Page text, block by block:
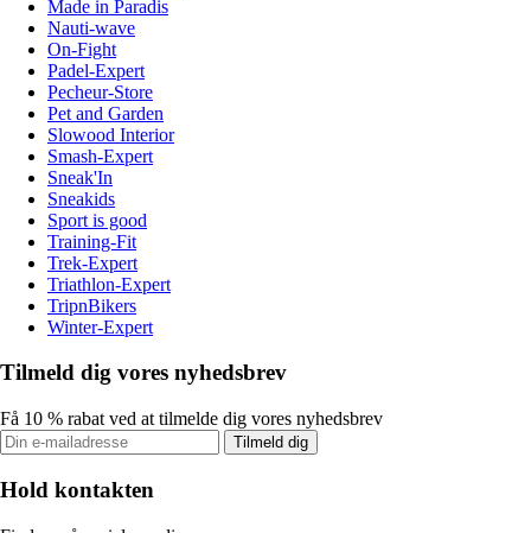
Made in Paradis
Nauti-wave
On-Fight
Padel-Expert
Pecheur-Store
Pet and Garden
Slowood Interior
Smash-Expert
Sneak'In
Sneakids
Sport is good
Training-Fit
Trek-Expert
Triathlon-Expert
TripnBikers
Winter-Expert
Tilmeld dig vores nyhedsbrev
Få 10 % rabat ved at tilmelde dig vores nyhedsbrev
Tilmeld dig
Hold kontakten